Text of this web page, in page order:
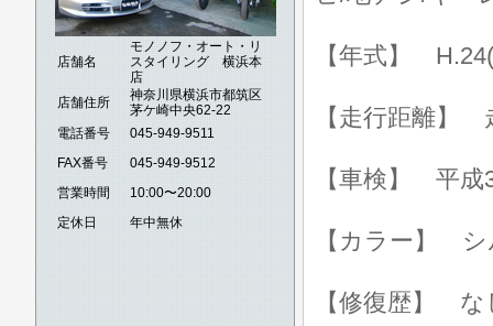
店舗名
モノノフ・オート・リ
スタイリング 横浜本
店
店舗住所
神奈川県横浜市都筑区
茅ケ崎中央62-22
電話番号
045-949-9511
FAX番号
045-949-9512
営業時間
10:00〜20:00
定休日
年中無休
【年式】
【走行距離】
【車検】 平成
【カラー】
【修復歴】 な